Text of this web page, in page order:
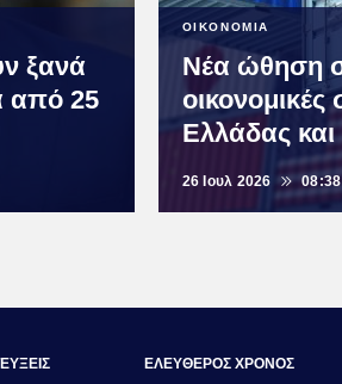
ξανά
από 25
ΟΙΚΟΝΟΜΙΑ
Νέα ώθηση
οικονομικές
Ελλάδας και
26 Ιουλ 2026 08:38
ΕΛΕΥΘΕΡΟΣ ΧΡΟΝΟΣ